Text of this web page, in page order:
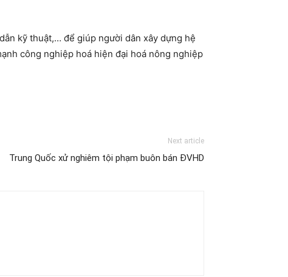
kỹ thuật,… để giúp người dân xây dựng hệ
công nghiệp hoá hiện đại hoá nông nghiệp
Next article
Trung Quốc xử nghiêm tội phạm buôn bán ĐVHD